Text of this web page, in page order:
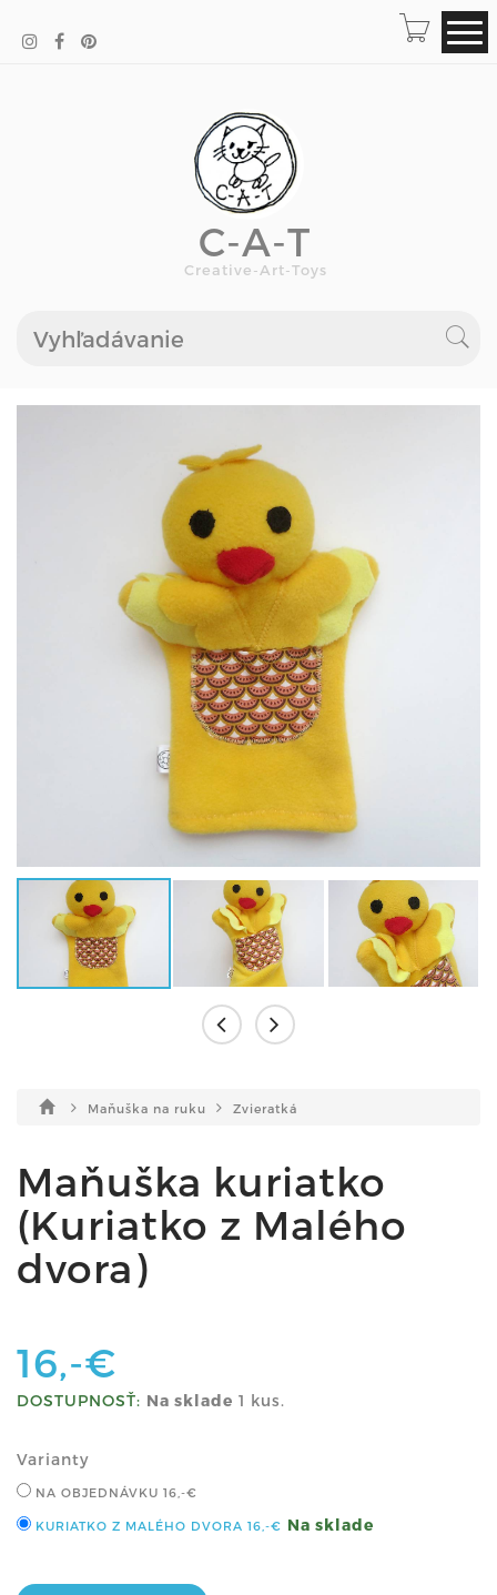
C-A-T
Creative-Art-Toys
Maňuška na ruku Zvieratká
Maňuška kuriatko
(Kuriatko z Malého
dvora)
16,-€
DOSTUPNOSŤ: Na sklade 1 kus.
Varianty
NA OBJEDNÁVKU 16,-€
KURIATKO Z MALÉHO DVORA 16,-€ Na sklade